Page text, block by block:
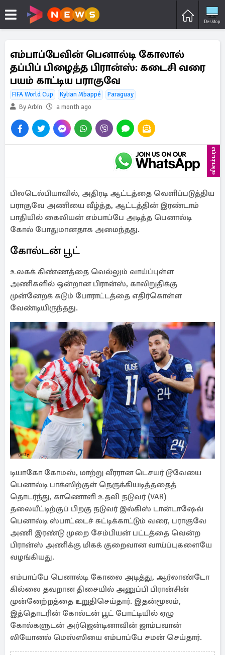
Desktop
எம்பாப்பேவின் பெனால்டி கோலால்
தப்பிப் பிழைத்த பிரான்ஸ்: கடைசி வரை
பயம் காட்டிய பராகுவே
FIFA World Cup Kylian Mbappé
Paraguay
By Arbin
a month ago
விளம்பரம்
பிலடெல்பியாவில், அதிரடி ஆட்டத்தை வெளிப்படுத்திய
பராகுவே அணியை வீழ்த்த, ஆட்டத்தின் இரண்டாம்
பாதியில் கைலியன் எம்பாப்பே அடித்த பெனால்டி
கோல் போதுமானதாக அமைந்தது.
கோல்டன் பூட்
உலகக் கிண்ணத்தை வெல்லும் வாய்ப்புள்ள
அணிகளில் ஒன்றான பிரான்ஸ், காலிறுதிக்கு
முன்னேறக் கடும் போராட்டத்தை எதிர்கொள்ள
வேண்டியிருந்தது.
டியாகோ கோமஸ், மாற்று வீரரான டெசயர் டூவேயை
பெனால்டி பாக்ஸிற்குள் நெருக்கியடித்ததைத்
தொடர்ந்து, காணொளி உதவி நடுவர் (VAR)
தலையீட்டிற்குப் பிறகு நடுவர் இல்கிஸ் டான்டாஷேவ்
பெனால்டி ஸ்பாட்டைச் சுட்டிக்காட்டும் வரை, பராகுவே
அணி இரண்டு முறை சேம்பியன் பட்டத்தை வென்ற
பிரான்ஸ் அணிக்கு மிகக் குறைவான வாய்ப்புகளையே
வழங்கியது.
எம்பாப்பே பெனால்டி கோலை அடித்து, ஆர்லாண்டோ
கில்லை தவறான திசையில் அனுப்பி பிரான்சின்
முன்னேற்றத்தை உறுதிசெய்தார். இதன்மூலம்,
இத்தொடரின் கோல்டன் பூட் போட்டியில் ஏழு
கோல்களுடன் அர்ஜென்டினாவின் ஜாம்பவான்
லியோனல் மெஸ்ஸியை எம்பாப்பே சமன் செய்தார்.